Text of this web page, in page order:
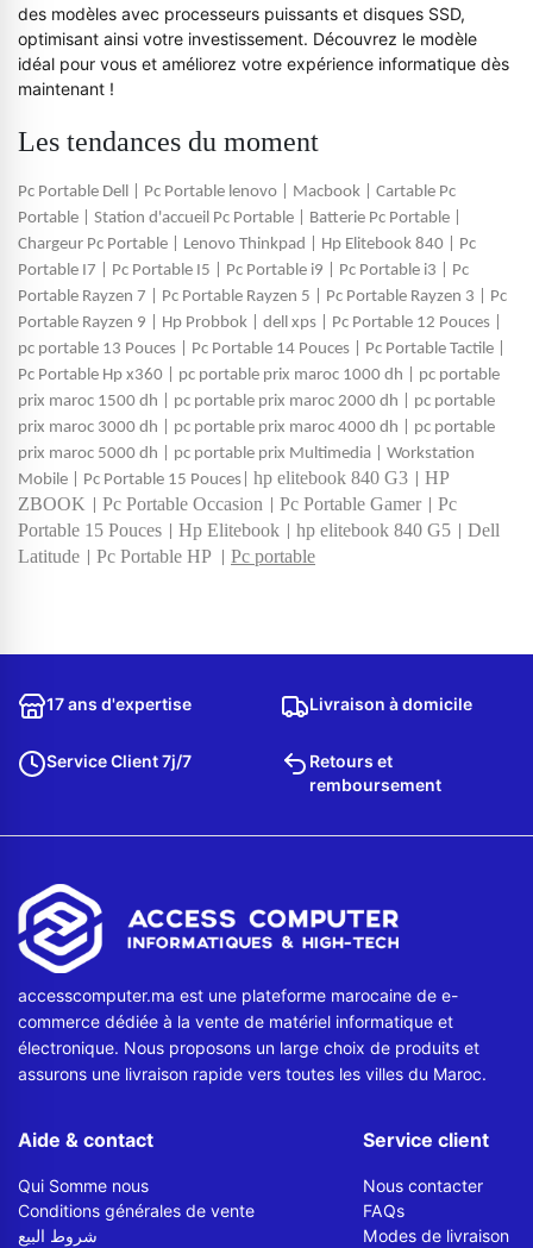
des modèles avec processeurs puissants et disques SSD,
optimisant ainsi votre investissement. Découvrez le modèle
idéal pour vous et améliorez votre expérience informatique dès
maintenant !
Les tendances du moment
Pc Portable Dell Pc Portable lenovo Macbook
Cartable Pc
Portable
Station d'accueil Pc Portable Batterie Pc Portable
Chargeur Pc Portable
Lenovo Thinkpad Hp Elitebook 840
Pc
Portable I7
Pc Portable I5 Pc Portable i9 Pc Portable i3
Pc
Portable Rayzen 7
Pc Portable Rayzen 5 Pc Portable Rayzen 3
Pc
Portable Rayzen 9
Hp Probbok dell xps Pc Portable 12 Pouces
pc portable 13 Pouces
Pc Portable 14 Pouces Pc Portable Tactile
Pc Portable Hp x360
pc portable prix maroc 1000 dh
pc portable
prix maroc 1500 dh
pc portable prix maroc 2000 dh
pc portable
prix maroc 3000 dh
pc portable prix maroc 4000 dh
pc portable
prix maroc 5000 dh
pc portable prix Multimedia
Workstation
Mobile
Pc Portable 15 Pouces hp elitebook 840 G3
HP
ZBOOK
Pc Portable Occasion Pc Portable Gamer
Pc
Portable 15 Pouces
Hp Elitebook hp elitebook 840 G5
Dell
Latitude
Pc Portable HP Pc portable
17 ans d'expertise Livraison à domicile
Service Client 7j/7
Retours et
remboursement
accesscomputer.ma est une plateforme marocaine de e-
commerce dédiée à la vente de matériel informatique et
électronique. Nous proposons un large choix de produits et
assurons une livraison rapide vers toutes les villes du Maroc.
Aide & contact
Qui Somme nous
Conditions générales de vente
شروط البيع
Service client
Nous contacter
FAQs
Modes de livraison